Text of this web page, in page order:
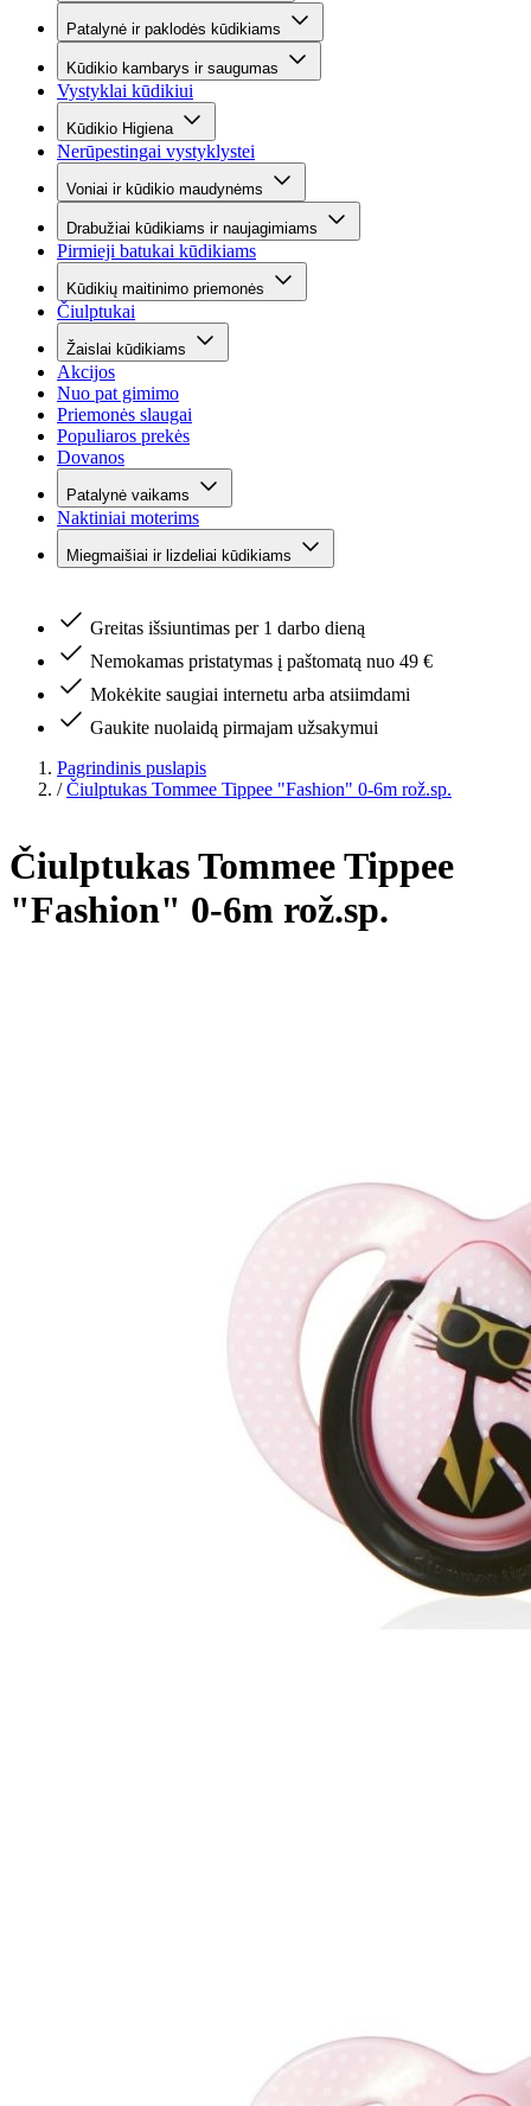
Patalynė ir paklodės kūdikiams
Kūdikio kambarys ir saugumas
Vystyklai kūdikiui
Kūdikio Higiena
Nerūpestingai vystyklystei
Voniai ir kūdikio maudynėms
Drabužiai kūdikiams ir naujagimiams
Pirmieji batukai kūdikiams
Kūdikių maitinimo priemonės
Čiulptukai
Žaislai kūdikiams
Akcijos
Nuo pat gimimo
Priemonės slaugai
Populiaros prekės
Dovanos
Patalynė vaikams
Naktiniai moterims
Miegmaišiai ir lizdeliai kūdikiams
Greitas išsiuntimas per 1 darbo dieną
Nemokamas pristatymas į paštomatą nuo 49 €
Mokėkite saugiai internetu arba atsiimdami
Gaukite nuolaidą pirmajam užsakymui
Pagrindinis puslapis
/ Čiulptukas Tommee Tippee "Fashion" 0-6m rož.sp.
Čiulptukas Tommee Tippee
"Fashion" 0-6m rož.sp.